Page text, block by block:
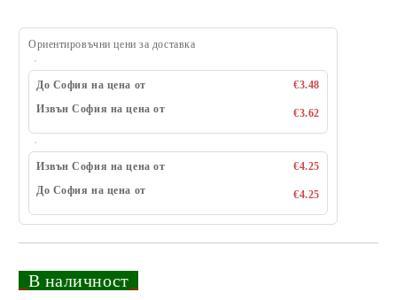
Ориентировъчни цени за доставка
До София на цена от
€3.48
Извън София на цена от
€3.62
Извън София на цена от
€4.25
До София на цена от
€4.25
В наличност